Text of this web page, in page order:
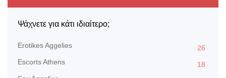
Ψάχνετε για κάτι ιδιαίτερο;
Erotikes Aggelies
26
Escorts Athens
18